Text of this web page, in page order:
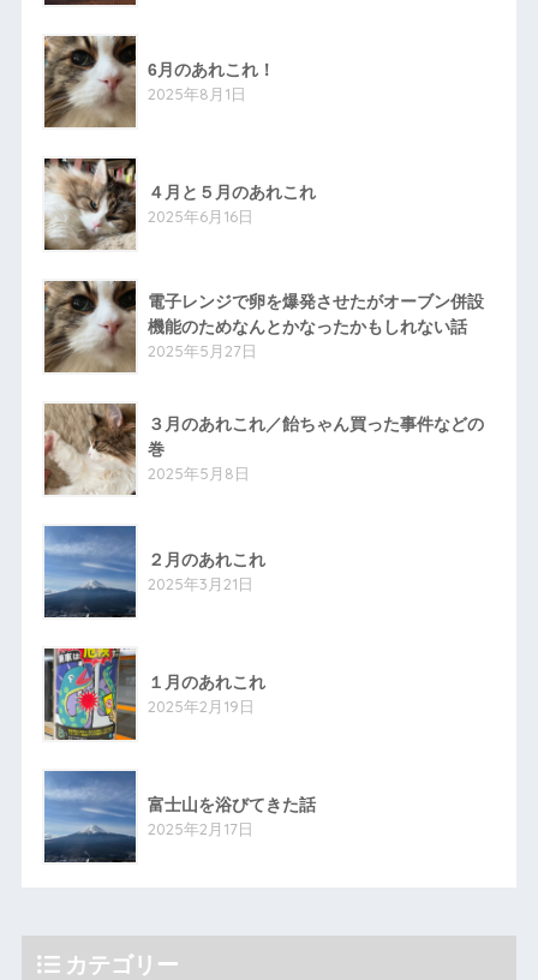
6月のあれこれ！
2025年8月1日
４月と５月のあれこれ
2025年6月16日
電子レンジで卵を爆発させたがオーブン併設
機能のためなんとかなったかもしれない話
2025年5月27日
３月のあれこれ／飴ちゃん買った事件などの
巻
2025年5月8日
２月のあれこれ
2025年3月21日
１月のあれこれ
2025年2月19日
富士山を浴びてきた話
2025年2月17日
カテゴリー